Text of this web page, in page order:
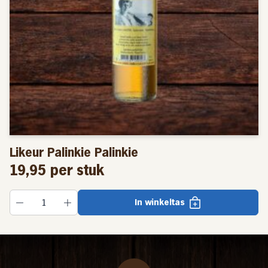
Likeur Palinkie Palinkie
19,95 per stuk
In winkeltas